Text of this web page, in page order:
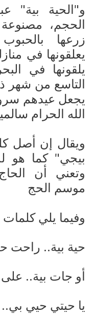
و"الحية بية"
الحجم،
زرعها
يعلقونها في
يلقونها في
التاسع من شهر
يجعل عيدهم
الله الحرام
ويقال إن أصل
بيجي" كما هو
وتعني أن
موسم الحج
وفيما يلي كلمات
حية بية.. راحت
أو جات بية.. على
يا حيتي حيي